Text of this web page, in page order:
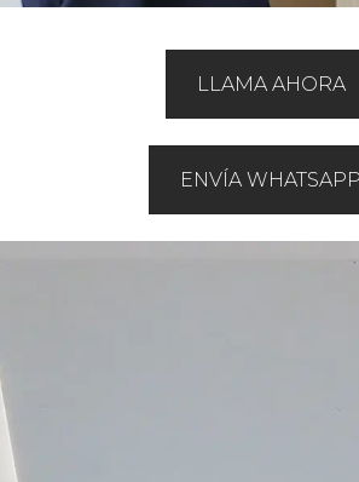
LLAMA AHORA
ENVÍA WHATSAPP